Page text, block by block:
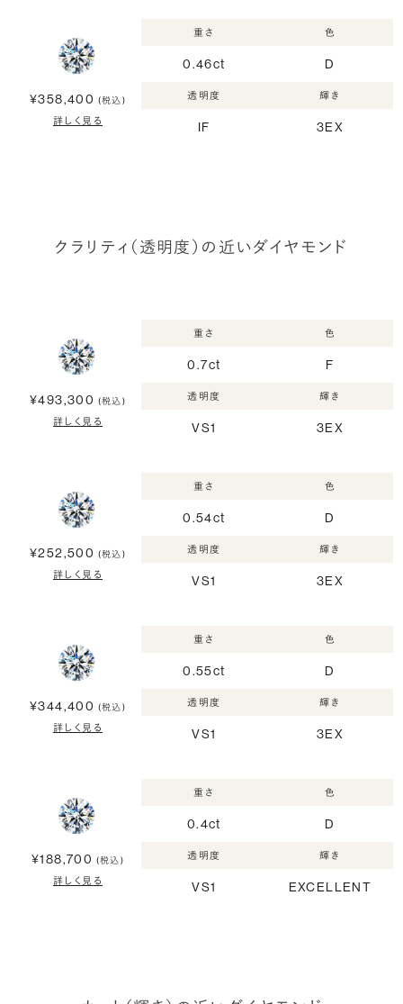
¥358,400 (税込)
詳しく見る
重さ
0.46ct
色
D
透明度
IF
輝き
3EX
クラリティ（透明度）の近いダイヤモンド
¥493,300 (税込)
詳しく見る
重さ
0.7ct
色
F
透明度
VS1
輝き
3EX
¥252,500 (税込)
詳しく見る
重さ
0.54ct
色
D
透明度
VS1
輝き
3EX
¥344,400 (税込)
詳しく見る
重さ
0.55ct
色
D
透明度
VS1
輝き
3EX
¥188,700 (税込)
詳しく見る
重さ
0.4ct
色
D
透明度
VS1
輝き
EXCELLENT